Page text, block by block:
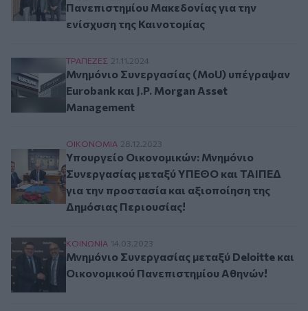
Πανεπιστημίου Μακεδονίας για την
ενίσχυση της Καινοτομίας
Μνημόνιο Συνεργασίας (MoU) υπέγραψαν
ΤΡAΠΕΖΕΣ 21.11.2024
Μνημόνιο Συνεργασίας (MoU) υπέγραψαν
Eurobank και J.P. Morgan Asset
Management
Υπουργείο Οικονομικών: Μνημόνιο
ΟΙΚΟΝΟΜΙΑ 28.12.2023
Υπουργείο Οικονομικών: Μνημόνιο
Συνεργασίας μεταξύ ΥΠΕΘΟ και ΤΑΙΠΕΔ
για την προστασία και αξιοποίηση της
Δημόσιας Περιουσίας!
Μνημόνιο Συνεργασίας μεταξύ Deloitte και
ΚΟΙΝΩΝΙΑ 14.03.2023
Μνημόνιο Συνεργασίας μεταξύ Deloitte και
Οικονομικού Πανεπιστημίου Αθηνών!